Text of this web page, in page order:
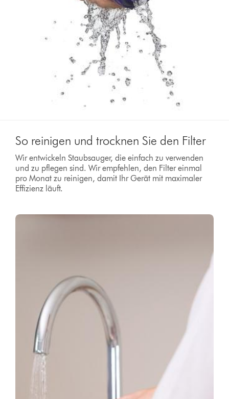
So reinigen und trocknen Sie den Filter
Wir entwickeln Staubsauger, die einfach zu verwenden
und zu pflegen sind. Wir empfehlen, den Filter einmal
pro Monat zu reinigen, damit Ihr Gerät mit maximaler
Effizienz läuft.